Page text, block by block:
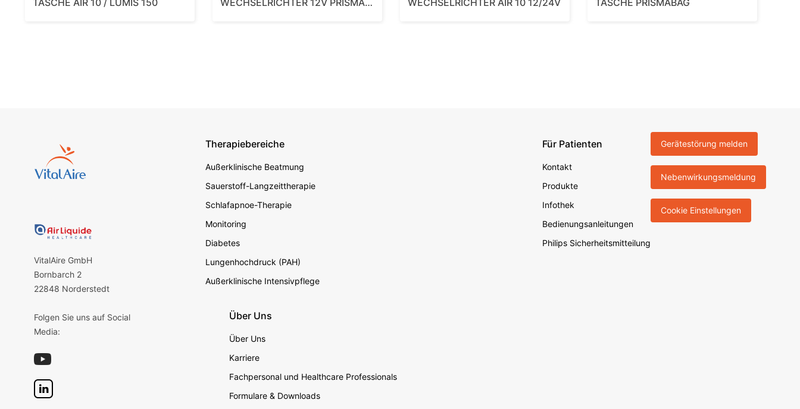
TASCHE AIR 10 / LUMIS 150 WECHSELRICHTER 12V PRISMA/ST22 WECHSELRICHTER AIR 10 12/24V TASCHE PRISMABAG
VitalAire GmbH
Bornbarch 2
22848 Norderstedt
Folgen Sie uns auf Social
Media:
Footer secondary
Therapiebereiche
Außerklinische Beatmung
Sauerstoff-Langzeittherapie
Schlafapnoe-Therapie
Monitoring
Diabetes
Lungenhochdruck (PAH)
Außerklinische Intensivpflege
Für Patienten
Kontakt
Produkte
Infothek
Bedienungsanleitungen
Philips Sicherheitsmitteilung
Über Uns
Über Uns
Karriere
Fachpersonal und Healthcare Professionals
Formulare & Downloads
Gerätestörung melden
Nebenwirkungsmeldung
Cookie Einstellungen